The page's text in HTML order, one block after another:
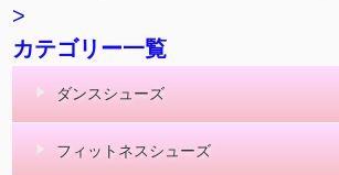
>
カテゴリー一覧
ダンスシューズ
フィットネスシューズ